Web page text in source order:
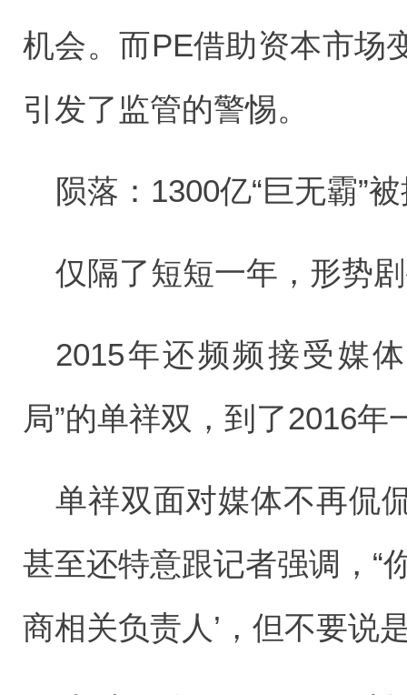
机会。而PE借助资本市场
引发了监管的警惕。
陨落：1300亿“巨无霸”
仅隔了短短一年，形势
2015年还频频接受媒
局”的单祥双，到了2016
单祥双面对媒体不再侃
甚至还特意跟记者强调，“
商相关负责人’，但不要说